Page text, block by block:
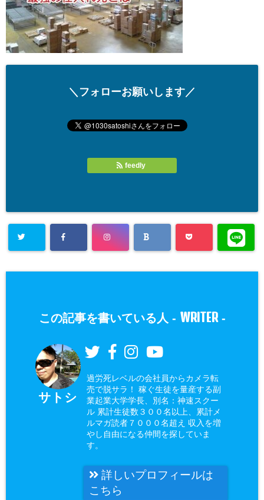
＼フォローお願いします／
feedly
この記事を書いている人 - WRITER-
サトシ
過労死レベルの会社員からカメラ転
売で脱サラ！ 稼ぐ生徒を量産する副
業起業大学学長、別名：神速スクー
ル 累計生徒数３００名以上、累計メ
ルマガ読者７０００名超え 収入を増
やし自由になる仲間を探していま
す。
詳しいプロフィールは
こちら